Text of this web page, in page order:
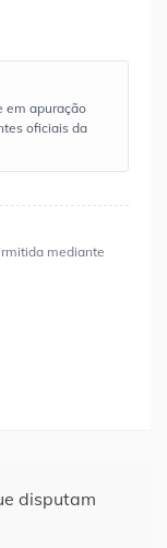
em apuração
oficiais da
mediante
disputam